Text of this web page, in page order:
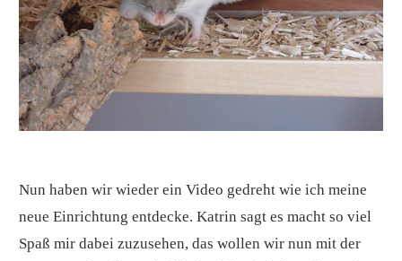
Nun haben wir wieder ein Video gedreht wie ich meine
neue Einrichtung entdecke. Katrin sagt es macht so viel
Spaß mir dabei zuzusehen, das wollen wir nun mit der